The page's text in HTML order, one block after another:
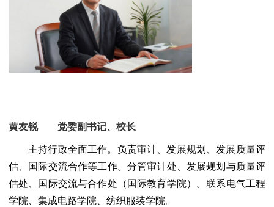
黄友锐 党委副书记、校长
主持行政全面工作。负责审计、发展规划、发展质量评
估、国际交流合作等工作。分管审计处、发展规划与质量评
估处、国际交流与合作处（国际教育学院）。联系电气工程
学院、集成电路学院、纺织服装学院。